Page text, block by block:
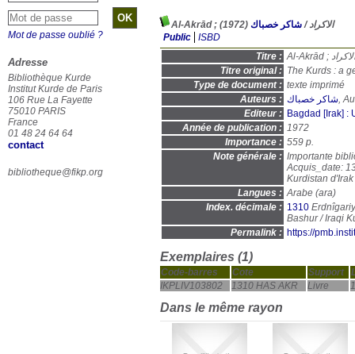
Al-Akrād ; الاكراد/شاكر خصباك (1972)
Public
ISBD
Titre :
Titre original : The Kurds : a
Type de document : texte imprimé
Auteurs : شاكر خصباك,
Editeur : Bagdad [Irak] :
Année de publication : 1972
Importance : 559 p.
Note générale : Importante
Acquis_date:
Kurdistan
Langues : Arabe (ara)
Index. décimale : 1310
Permalink : https://
Exemplaires (1)
Code-barres Cote Support
IKPLIV103802
1310 HAS AKR Livre
Dans le même rayon
Mot de passe oublié ?
Adresse
Bibliothèque Kurde
Institut Kurde de Paris
106 Rue La Fayette
75010 PARIS
France
01 48 24 64 64
contact
bibliotheque@fikp.org